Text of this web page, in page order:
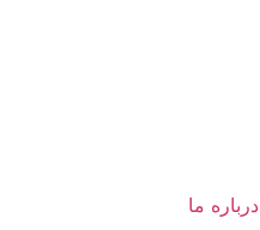
درباره ما